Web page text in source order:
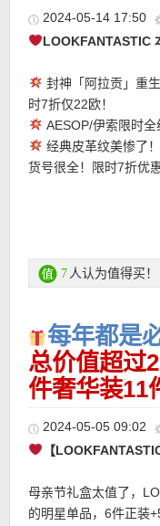
★ 自动优惠！
2024-05-14 17:50
LOOKFANTASTIC
封神「阿拉贡」重
时7折仅22欧！
AESOP/伊索限时全
经典皮革纹美惨了
货号很全！限时7折优
红棕界扛把子选手
★ 限时独家7折优惠码
★ 正价商品75折优惠码
★ 特价商品折上折优惠
DEUTAODE
★ 邮费：全场满30欧
地利等地区，邮费详情
★ 【 Lookfantastic网
7 人认为值得买！
每年都是
总价值超过
件奢华装11
2024-05-05 09:02
【
母亲节礼盒太值了，
的明星单品，6件正装